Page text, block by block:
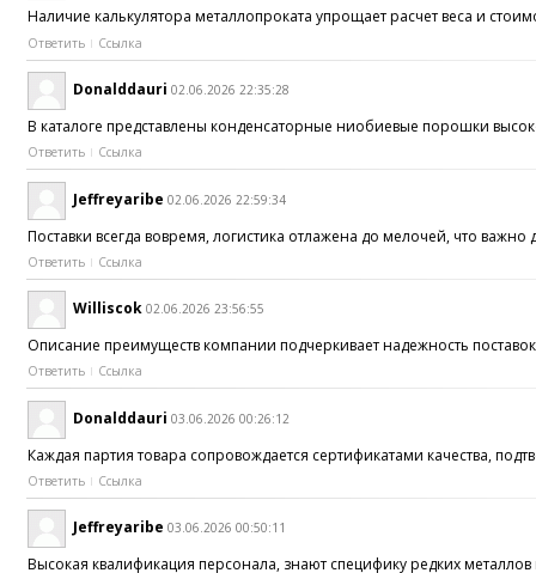
Наличие калькулятора металлопроката упрощает расчет веса и
Ответить Ссылка
Donalddauri 02.06.2026 22:35:28
В каталоге представлены конденсаторные ниобиевые порошки
Ответить Ссылка
Jeffreyaribe 02.06.2026 22:59:34
Поставки всегда вовремя, логистика отлажена до мелочей, что
Ответить Ссылка
Williscok 02.06.2026 23:56:55
Описание преимуществ компании подчеркивает надежность
Ответить Ссылка
Donalddauri 03.06.2026 00:26:12
Каждая партия товара сопровождается сертификатами качества,
Ответить Ссылка
Jeffreyaribe 03.06.2026 00:50:11
Высокая квалификация персонала, знают специфику редких